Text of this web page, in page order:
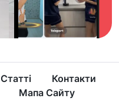
Статті
Контакти
Мапа Сайту